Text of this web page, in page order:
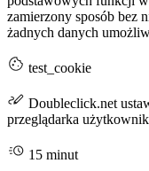
zamierzony sposób bez
żadnych danych
test_cookie
Doubleclick.net
przeglądarka
15 minut